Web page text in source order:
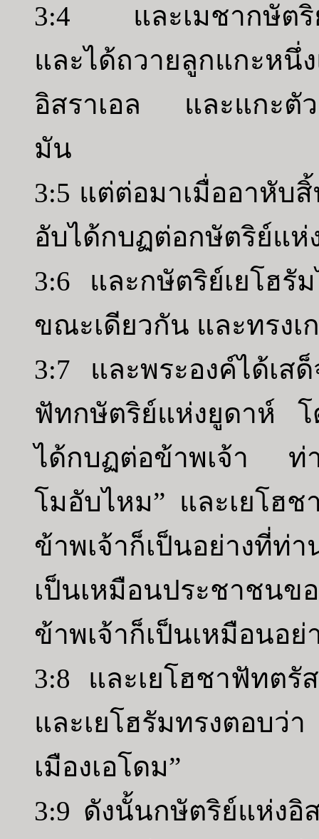
3:4 และเมชากษัตริย์
และได้ถวายลูกแกะหนึ่
อิสราเอล และแกะตั
มัน
3:5 แต่ต่อมาเมื่ออาหับ
อับได้กบฏต่อกษัตริย์แห่
3:6 และกษัตริย์เยโฮรั
ขณะเดียวกัน และทรง
3:7 และพระองค์ได้เส
ฟัทกษัตริย์แห่งยูดาห์ โ
ได้กบฏต่อข้าพเจ้า ท่า
โมอับไหม” และเยโฮ
ข้าพเจ้าก็เป็นอย่างที่ท่
เป็นเหมือนประชาช
ข้าพเจ้าก็เป็นเหมือนอ
3:8 และเยโฮชาฟัทตรั
และเยโฮรัมทรงตอบ
เมืองเอโดม”
3:9 ดังนั้นกษัตริย์แห่งอิ